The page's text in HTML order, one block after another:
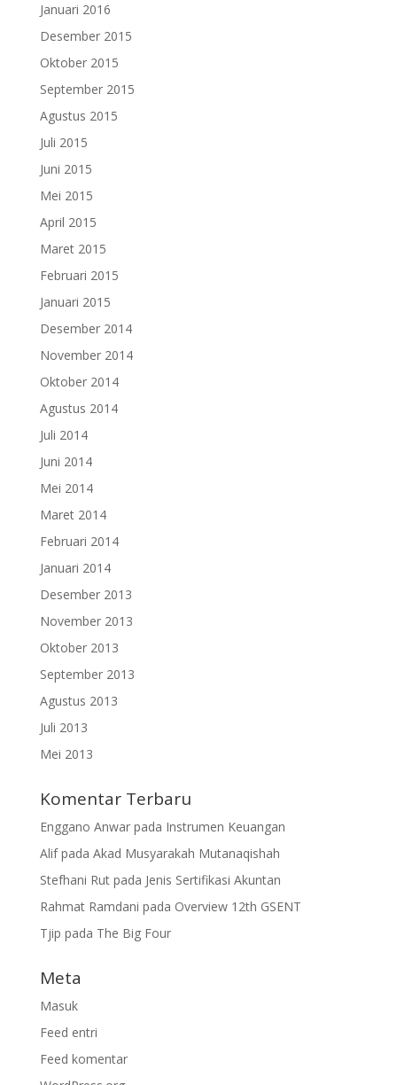
Januari 2016
Desember 2015
Oktober 2015
September 2015
Agustus 2015
Juli 2015
Juni 2015
Mei 2015
April 2015
Maret 2015
Februari 2015
Januari 2015
Desember 2014
November 2014
Oktober 2014
Agustus 2014
Juli 2014
Juni 2014
Mei 2014
Maret 2014
Februari 2014
Januari 2014
Desember 2013
November 2013
Oktober 2013
September 2013
Agustus 2013
Juli 2013
Mei 2013
Komentar Terbaru
Enggano Anwarpada Instrumen Keuangan
Alifpada Akad Musyarakah Mutanaqishah
Stefhani Rutpada Jenis Sertifikasi Akuntan
Rahmat Ramdani pada Overview 12th GSENT
Tjip pada The Big Four
Meta
Masuk
Feed entri
Feed komentar